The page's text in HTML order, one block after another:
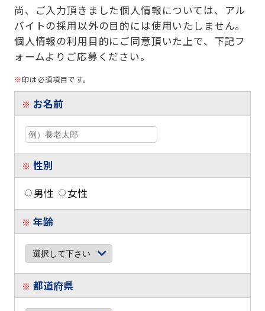
尚、ご入力頂きました個人情報については、アル
バイトの採用以外の目的には使用いたしません。
個人情報の利用目的にご同意頂いた上で、下記フ
ォームよりご応募ください。
※印は必須項目です。
※ お名前
※ 性別
男性
女性
※ 年齢
※ 都道府県